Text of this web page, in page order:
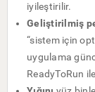
iyileştirilir.
Geliştirilmiş
“sistem için
uygulama
ReadyToRun